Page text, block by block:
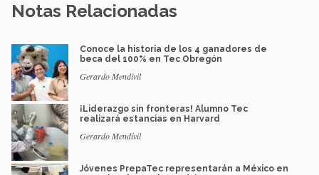
Notas Relacionadas
Conoce la historia de los 4 ganadores de
beca del 100% en Tec Obregón
Gerardo Mendívil
¡Liderazgo sin fronteras! Alumno Tec
realizará estancias en Harvard
Gerardo Mendívil
Jóvenes PrepaTec representarán a México en